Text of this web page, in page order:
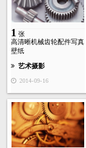
1 张
高清晰机械齿轮配件写真
壁纸
艺术摄影
2014-09-16